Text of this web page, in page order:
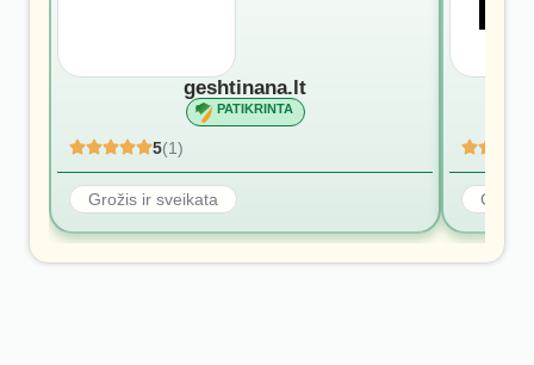
geshtinana.lt
PATIKRINTA
5(1)
Grožis ir sveikata Grožis